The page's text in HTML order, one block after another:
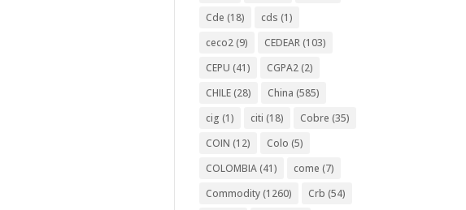
Cde (18) cds (1)
ceco2 (9) CEDEAR (103)
CEPU (41) CGPA2 (2)
CHILE (28) China (585)
cig (1) citi (18) Cobre (35)
COIN (12) Colo (5)
COLOMBIA (41) come (7)
Commodity (1260) Crb (54)